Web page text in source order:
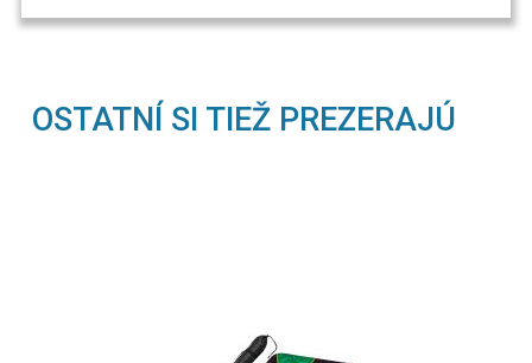
OSTATNÍ SI TIEŽ PREZERAJÚ